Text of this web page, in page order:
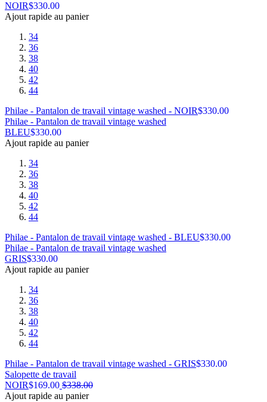
NOIR$330.00
Ajout rapide au panier
34
36
38
40
42
44
Philae - Pantalon de travail vintage washed - NOIR$330.00
Philae - Pantalon de travail vintage washed
BLEU$330.00
Ajout rapide au panier
34
36
38
40
42
44
Philae - Pantalon de travail vintage washed - BLEU$330.00
Philae - Pantalon de travail vintage washed
GRIS$330.00
Ajout rapide au panier
34
36
38
40
42
44
Philae - Pantalon de travail vintage washed - GRIS$330.00
Salopette de travail
NOIR$169.00 $338.00
Ajout rapide au panier